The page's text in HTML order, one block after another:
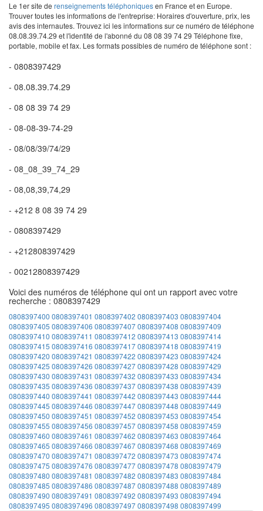
Le 1er site de renseignements téléphoniquesen France et en Europe.
Trouver toutes les informations de l'entreprise: Horaires d'ouverture, prix, les
avis des internautes. Trouvez ici les informations sur ce numéro de téléphone
08.08.39.74.29 et l'identité de l'abonné du 08 08 39 74 29 Téléphone fixe,
portable, mobile et fax. Les formats possibles de numéro de téléphone sont :
- 0808397429
- 08.08.39.74.29
- 08 08 39 74 29
- 08-08-39-74-29
- 08/08/39/74/29
- 08_08_39_74_29
- 08,08,39,74,29
- +212 8 08 39 74 29
- 0808397429
- +212808397429
- 00212808397429
Voici des numéros de téléphone qui ont un rapport avec votre
recherche : 0808397429
0808397400 0808397401 0808397402 0808397403 0808397404
0808397405 0808397406 08083974070808397408 0808397409
0808397410 0808397411 0808397412 0808397413 0808397414
0808397415 0808397416 08083974170808397418 0808397419
0808397420 0808397421 0808397422 0808397423 0808397424
0808397425 0808397426 08083974270808397428 0808397429
0808397430 0808397431 0808397432 0808397433 0808397434
0808397435 0808397436 08083974370808397438 0808397439
0808397440 0808397441 0808397442 0808397443 0808397444
0808397445 0808397446 08083974470808397448 0808397449
0808397450 0808397451 0808397452 0808397453 0808397454
0808397455 0808397456 08083974570808397458 0808397459
0808397460 0808397461 0808397462 0808397463 0808397464
0808397465 0808397466 08083974670808397468 0808397469
0808397470 0808397471 0808397472 0808397473 0808397474
0808397475 0808397476 08083974770808397478 0808397479
0808397480 0808397481 0808397482 0808397483 0808397484
0808397485 0808397486 08083974870808397488 0808397489
0808397490 0808397491 0808397492 0808397493 0808397494
0808397495 0808397496 08083974970808397498 0808397499